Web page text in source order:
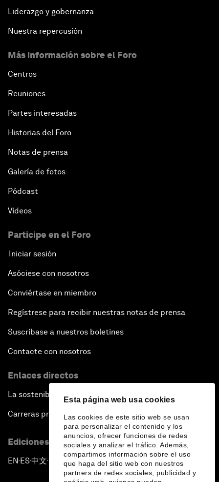
Esta página web usa cookies
Las cookies de este sitio web se usan
para personalizar el contenido y los
anuncios, ofrecer funciones de redes
sociales y analizar el tráfico. Además,
compartimos información sobre el uso
que haga del sitio web con nuestros
partners de redes sociales, publicidad y
Liderazgo y gobernanza
Nuestra repercusión
Más información sobre el Foro
Centros
Reuniones
Partes interesadas
Historias del Foro
Notas de prensa
Galería de fotos
Pódcast
Vídeos
Participe en el Foro
Iniciar sesión
Asóciese con nosotros
Conviértase en miembro
Regístrese para recibir nuestras notas de prensa
Suscríbase a nuestros boletines
Contacte con nosotros
Enlaces directos
La sostenibilidad en el Foro
Carreras profesionales
Ediciones en otros idiomas
EN ▪ ES▪中文▪ 日本語